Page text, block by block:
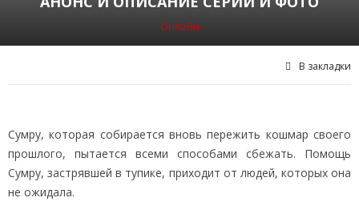
Онлайн
В закладки
Сумру, которая собирается вновь пережить кошмар своего
прошлого, пытается всеми способами сбежать. Помощь
Сумру, застрявшей в тупике, приходит от людей, которых она
не ожидала.